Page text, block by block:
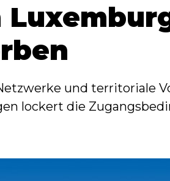
und territoriale
lockert die